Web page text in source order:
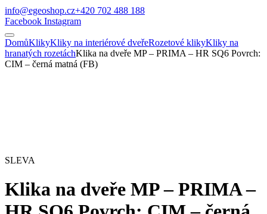
info@egeoshop.cz+420 702 488 188
Facebook Instagram
DomůKlikyKliky na interiérové dveřeRozetové klikyKliky na
hranatých rozetáchKlika na dveře MP – PRIMA – HR SQ6 Povrch:
CIM – černá matná (FB)
SLEVA
Klika na dveře MP – PRIMA –